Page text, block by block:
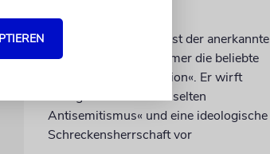
Nach 41 Jahren verlässt der anerkannte
Journalist Jean Quatremer die beliebte
Tageszeitung »Libération«. Er wirft
Kollegen einen »entfesselten
Antisemitismus« und eine ideologische
Schreckensherrschaft vor